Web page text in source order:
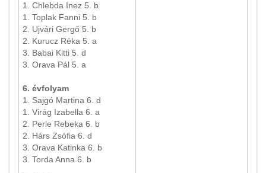
1. Chlebda Inez 5. b
1. Toplak Fanni 5. b
2. Ujvári Gergő 5. b
2. Kurucz Réka 5. a
3. Babai Kitti 5. d
3. Orava Pál 5. a
6. évfolyam
1. Sajgó Martina 6. d
1. Virág Izabella 6. a
2. Perle Rebeka 6. b
2. Hárs Zsófia 6. d
3. Orava Katinka 6. b
3. Torda Anna 6. b